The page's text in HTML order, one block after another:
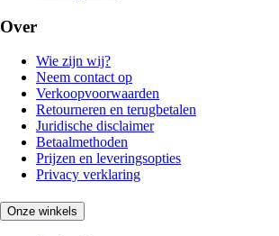
Over
Wie zijn wij?
Neem contact op
Verkoopvoorwaarden
Retourneren en terugbetalen
Juridische disclaimer
Betaalmethoden
Prijzen en leveringsopties
Privacy verklaring
Onze winkels